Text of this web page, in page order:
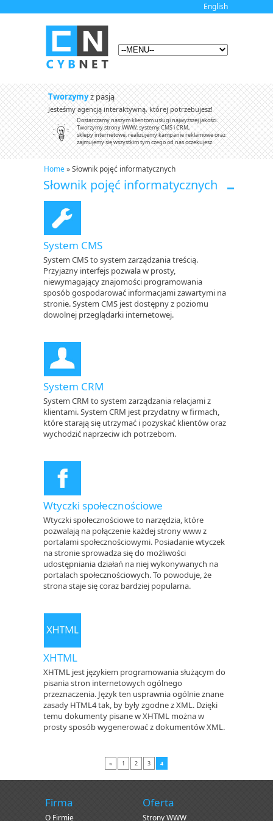
English
Tworzymyz pasją
Jesteśmy agencją interaktywną, której potrzebujesz!
Dostarczamy naszym klientom usługi najwyższej jakości.
Tworzymy strony WWW, systemy CMS i CRM,
sklepy internetowe, realizujemy kampanie reklamowe oraz
zajmujemy się wszystkim tym czego od nas oczekujesz.
Home» Słownik pojęć informatycznych
Słownik pojęć informatycznych
System CMS
System CMS to system zarządzania treścią.
Przyjazny interfejs pozwala w prosty,
niewymagający znajomości programowania
sposób gospodarować informacjami zawartymi na
stronie. System CMS jest dostępny z poziomu
dowolnej przeglądarki internetowej.
System CRM
System CRM to system zarządzania relacjami z
klientami. System CRM jest przydatny w firmach,
które starają się utrzymać i pozyskać klientów oraz
wychodzić naprzeciw ich potrzebom.
Wtyczki społecznościowe
Wtyczki społecznościowe to narzędzia, które
pozwalają na połączenie każdej strony www z
portalami społecznościowymi. Posiadanie wtyczek
na stronie sprowadza się do możliwości
udostępniania działań na niej wykonywanych na
portalach społecznościowych. To powoduje, że
strona staje się coraz bardziej popularna.
XHTML
XHTML jest językiem programowania służącym do
pisania stron internetowych ogólnego
przeznaczenia. Język ten usprawnia ogólnie znane
zasady HTML4 tak, by były zgodne z XML. Dzięki
temu dokumenty pisane w XHTML można w
prosty sposób wygenerować z dokumentów XML.
« 1 2 3 4
Firma
O Firmie
Oferta
Strony WWW